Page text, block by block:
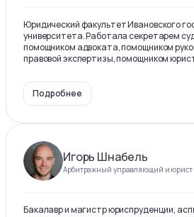
Юридический факультет Ивановского
университета. Работала секретарем
помощником адвоката, помощником
правовой экспертизы, помощником
Подробнее
Игорь Шнабель
Арбитражный управляющий и юрист
Бакалавр и магистр юриспруденции,